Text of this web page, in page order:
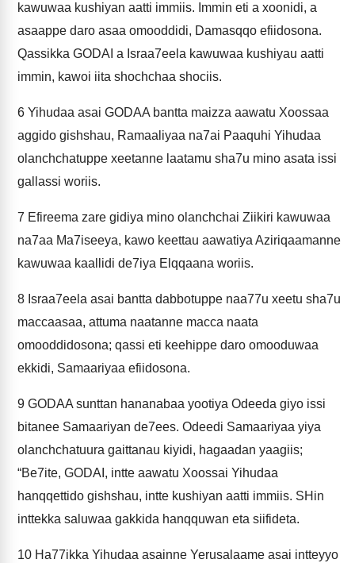
kawuwaa kushiyan aatti immiis. Immin eti a xoonidi, a
asaappe daro asaa omooddidi, Damasqqo efiidosona.
Qassikka GODAI a Israa7eela kawuwaa kushiyau aatti
immin, kawoi iita shochchaa shociis.
6 Yihudaa asai GODAA bantta maizza aawatu Xoossaa
aggido gishshau, Ramaaliyaa na7ai Paaquhi Yihudaa
olanchchatuppe xeetanne laatamu sha7u mino asata issi
gallassi woriis.
7 Efireema zare gidiya mino olanchchai Ziikiri kawuwaa
na7aa Ma7iseeya, kawo keettau aawatiya Aziriqaamanne
kawuwaa kaallidi de7iya Elqqaana woriis.
8 Israa7eela asai bantta dabbotuppe naa77u xeetu sha7u
maccaasaa, attuma naatanne macca naata
omooddidosona; qassi eti keehippe daro omooduwaa
ekkidi, Samaariyaa efiidosona.
9 GODAA sunttan hananabaa yootiya Odeeda giyo issi
bitanee Samaariyan de7ees. Odeedi Samaariyaa yiya
olanchchatuura gaittanau kiyidi, hagaadan yaagiis;
“Be7ite, GODAI, intte aawatu Xoossai Yihudaa
hanqqettido gishshau, intte kushiyan aatti immiis. SHin
inttekka saluwaa gakkida hanqquwan eta siifideta.
10 Ha77ikka Yihudaa asainne Yerusalaame asai intteyyo